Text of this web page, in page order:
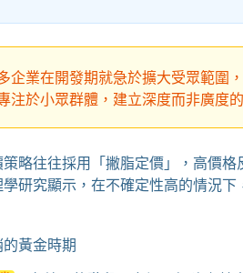
企業在開發期就急於擴大受眾範圍
注於小眾群體，建立深度而非廣度
略往往採用「撇脂定價」，高價
研究顯示，在不確定性高的情況下
黃金時期